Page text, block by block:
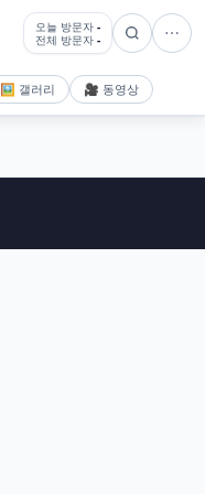
오늘 방문자 -
전체 방문자 -
🖼️ 갤러리 🎥 동영상